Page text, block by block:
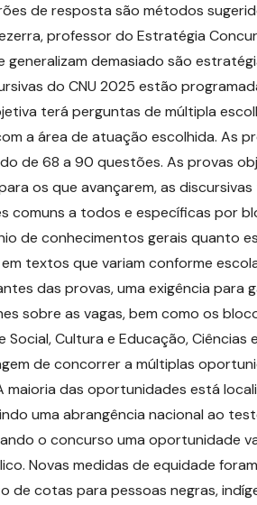
de resposta são métodos
professor do Estratégia
generalizam demasiado são
do CNU 2025 estão
terá perguntas de múltipla
a área de atuação escolhida. As
de 68 a 90 questões. As provas
os que avançarem, as
comuns a todos e específicas por
de conhecimentos gerais quanto
textos que variam conforme
das provas, uma exigência
sobre as vagas, bem como os
Social, Cultura e Educação,
de concorrer a múltiplas
maioria das oportunidades está
uma abrangência nacional ao
o concurso uma oportunidade
Novas medidas de equidade
de cotas para pessoas negras,